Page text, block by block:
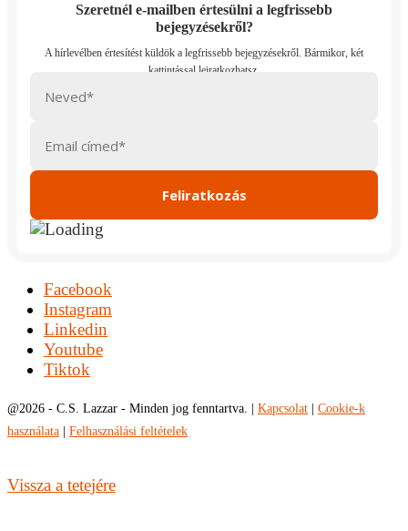
Szeretnél e-mailben értesülni a legfrissebb
bejegyzésekről?
Facebook
Instagram
Linkedin
Youtube
Tiktok
@2026 - C.S. Lazzar - Minden jog fenntartva. | Kapcsolat
Cookie-k
használata
Felhasználási feltételek
Vissza a tetejére